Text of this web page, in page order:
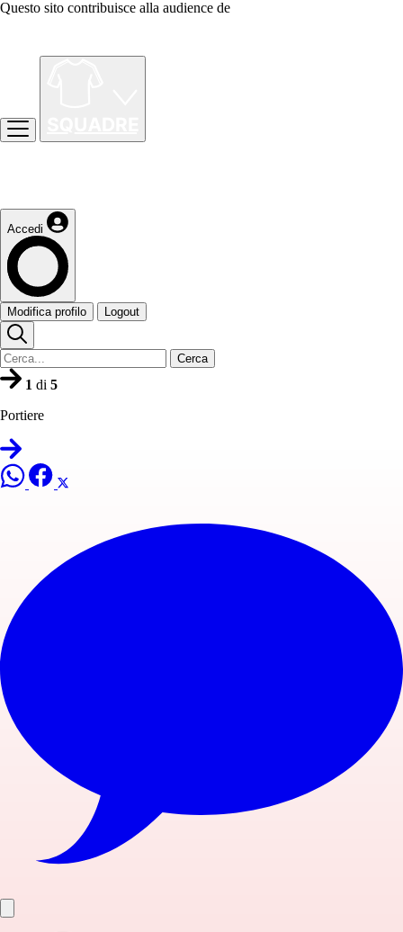
Questo sito contribuisce alla audience de
Accedi
Modifica profilo Logout
Cerca
1 di 5
Portiere